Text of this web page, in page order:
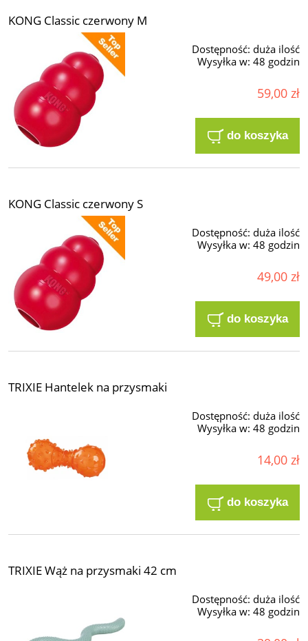
KONG Classic czerwony M
Dostępność: duża ilość
Wysyłka w: 48 godzin
59,00 zł
do koszyka
KONG Classic czerwony S
Dostępność: duża ilość
Wysyłka w: 48 godzin
49,00 zł
do koszyka
TRIXIE Hantelek na przysmaki
Dostępność: duża ilość
Wysyłka w: 48 godzin
14,00 zł
do koszyka
TRIXIE Wąż na przysmaki 42 cm
Dostępność: duża ilość
Wysyłka w: 48 godzin